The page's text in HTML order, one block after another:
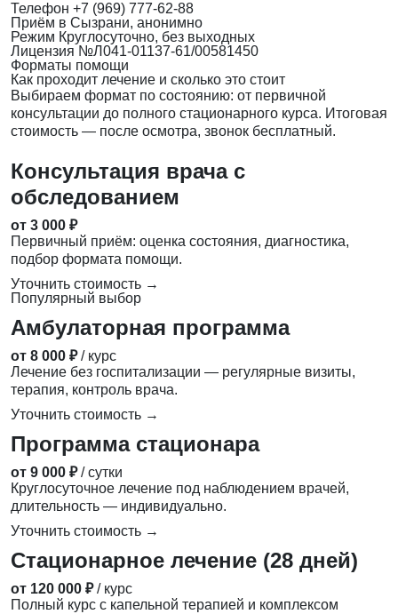
Телефон +7 (969) 777-62-88
Приём в Сызрани, анонимно
Режим Круглосуточно, без выходных
Лицензия №Л041-01137-61/00581450
Форматы помощи
Как проходит лечение и сколько это стоит
Выбираем формат по состоянию: от первичной
консультации до полного стационарного курса. Итоговая
стоимость — после осмотра, звонок бесплатный.
Консультация врача с
обследованием
от 3 000 ₽
Первичный приём: оценка состояния, диагностика,
подбор формата помощи.
Уточнить стоимость →
Популярный выбор
Амбулаторная программа
от 8 000 ₽ / курс
Лечение без госпитализации — регулярные визиты,
терапия, контроль врача.
Уточнить стоимость →
Программа стационара
от 9 000 ₽ / сутки
Круглосуточное лечение под наблюдением врачей,
длительность — индивидуально.
Уточнить стоимость →
Стационарное лечение (28 дней)
от 120 000 ₽ / курс
Полный курс с капельной терапией и комплексом